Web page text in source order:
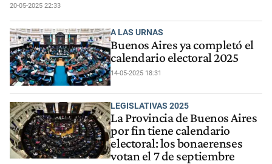
20-05-2025 22:33
A LAS URNAS
Buenos Aires ya completó el
calendario electoral 2025
14-05-2025 18:31
LEGISLATIVAS 2025
La Provincia de Buenos Aires
por fin tiene calendario
electoral: los bonaerenses
votan el 7 de septiembre